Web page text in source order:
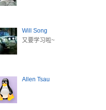
Will Song
又要学习啦~
Allen Tsau